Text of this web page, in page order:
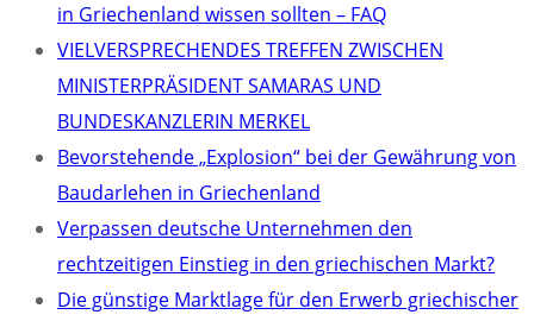
in Griechenland wissen sollten – FAQ
VIELVERSPRECHENDES TREFFEN ZWISCHEN
MINISTERPRÄSIDENT SAMARAS UND
BUNDESKANZLERIN MERKEL
Bevorstehende „Explosion“ bei der Gewährung von
Baudarlehen in Griechenland
Verpassen deutsche Unternehmen den
rechtzeitigen Einstieg in den griechischen Markt?
Die günstige Marktlage für den Erwerb griechischer